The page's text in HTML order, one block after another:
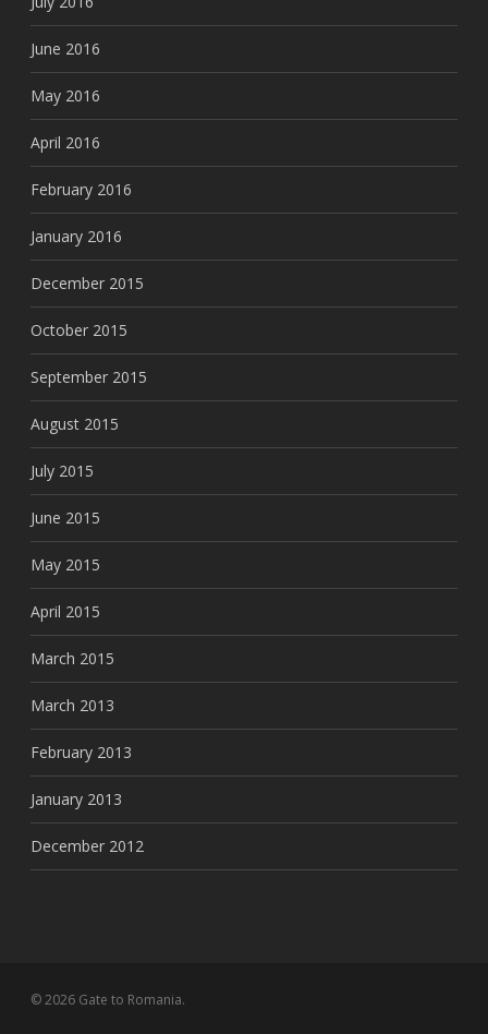
June 2016
May 2016
April 2016
February 2016
January 2016
December 2015
October 2015
September 2015
August 2015
July 2015
June 2015
May 2015
April 2015
March 2015
March 2013
February 2013
January 2013
December 2012
© 2026 Gate to Romania.